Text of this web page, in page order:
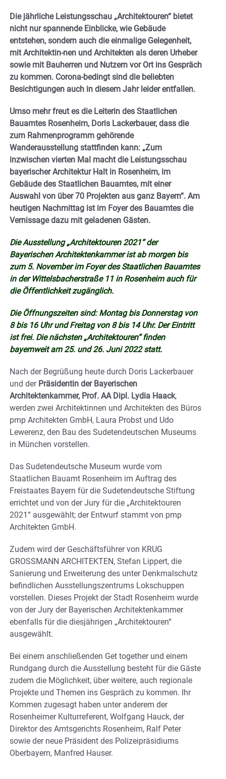
Die jährliche Leistungsschau „Architektouren“ bietet
nicht nur spannende Einblicke, wie Gebäude
entstehen, sondern auch die einmalige Gelegenheit,
mit Architektin-nen und Architekten als deren Urheber
sowie mit Bauherren und Nutzern vor Ort ins Gespräch
zu kommen. Corona-bedingt sind die beliebten
Besichtigungen auch in diesem Jahr leider entfallen.
Umso mehr freut es die Leiterin des Staatlichen
Bauamtes Rosenheim, Doris Lackerbauer, dass die
zum Rahmenprogramm gehörende
Wanderausstellung stattfinden kann: „Zum
inzwischen vierten Mal macht die Leistungsschau
bayerischer Architektur Halt in Rosenheim, im
Gebäude des Staatlichen Bauamtes, mit einer
Auswahl von über 70 Projekten aus ganz Bayern“. Am
heutigen Nachmittag ist im Foyer des Bauamtes die
Vernissage dazu mit geladenen Gästen.
Die Ausstellung „Architektouren 2021“ der
Bayerischen Architektenkammer ist ab morgen bis
zum 5. November im Foyer des Staatlichen Bauamtes
in der Wittelsbacherstraße 11 in Rosenheim auch für
die Öffentlichkeit zugänglich.
Die Öffnungszeiten sind: Montag bis Donnerstag von
8 bis 16 Uhr und Freitag von 8 bis 14 Uhr. Der Eintritt
ist frei. Die nächsten „Architektouren“ finden
bayernweit am 25. und 26. Juni 2022 statt.
Nach der Begrüßung heute durch Doris Lackerbauer
und der Präsidentin der Bayerischen
Architektenkammer, Prof. AA Dipl. Lydia Haack,
werden zwei Architektinnen und Architekten des Büros
pmp Architekten GmbH, Laura Probst und Udo
Lewerenz, den Bau des Sudetendeutschen Museums
in München vorstellen.
Das Sudetendeutsche Museum wurde vom
Staatlichen Bauamt Rosenheim im Auftrag des
Freistaates Bayern für die Sudetendeutsche Stiftung
errichtet und von der Jury für die „Architektouren
2021“ ausgewählt; der Entwurf stammt von pmp
Architekten GmbH.
Zudem wird der Geschäftsführer von KRUG
GROSSMANN ARCHITEKTEN, Stefan Lippert, die
Sanierung und Erwei­te­rung des unter Denk­mal­schutz
befind­li­chen Aus­s­tel­lungs­zen­trums Lok­schup­pen
vorstellen. Dieses Projekt der Stadt Rosenheim wurde
von der Jury der Bayerischen Architektenkammer
ebenfalls für die diesjährigen „Architektouren“
ausgewählt.
Bei einem anschließenden Get together und einem
Rundgang durch die Ausstellung besteht für die Gäste
zudem die Möglichkeit, über weitere, auch regionale
Projekte und Themen ins Gespräch zu kommen. Ihr
Kommen zugesagt haben unter anderem der
Rosenheimer Kulturreferent, Wolfgang Hauck, der
Direktor des Amtsgerichts Rosenheim, Ralf Peter
sowie der neue Präsident des Polizeipräsidiums
Oberbayern, Manfred Hauser.